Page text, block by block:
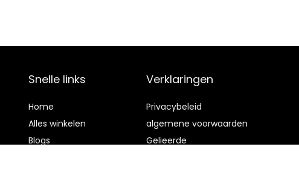
Snelle links
Home
Alles winkelen
Blogs
Verklaringen
Privacybeleid
algemene voorwaarden
Gelieerde